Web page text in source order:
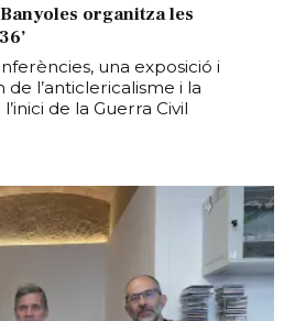
organitza les
una exposició i
l’anticlericalisme i la
de la Guerra Civil